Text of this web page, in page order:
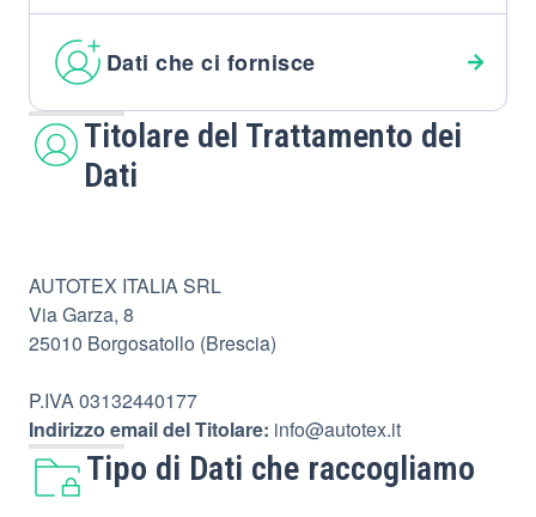
Dati che ci fornisce
Titolare del Trattamento dei
Dati
AUTOTEX ITALIA SRL
Via Garza, 8
25010 Borgosatollo (Brescia)
P.IVA 03132440177
Indirizzo email del Titolare: info@autotex.it
Tipo di Dati che raccogliamo